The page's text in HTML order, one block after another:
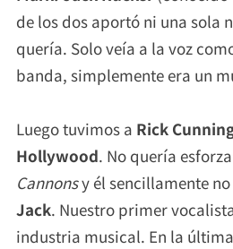
de los dos aportó ni una sola
quería. Solo veía a la voz
banda, simplemente era un
Luego tuvimos a Rick
Hollywood. No quería
Cannonsy él sencillamente
Jack. Nuestro primer
industria musical. En la